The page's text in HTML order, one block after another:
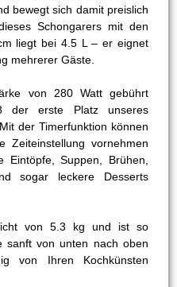
bewegt sich damit preislich
Schongarers mit den
liegt bei 4.5 L – er eignet
mehrerer Gäste.
von 280 Watt gebührt
der erste Platz unseres
der Timerfunktion können
Zeiteinstellung vornehmen
Eintöpfe, Suppen, Brühen,
sogar leckere Desserts
von 5.3 kg und ist so
sanft von unten nach oben
von Ihren Kochkünsten